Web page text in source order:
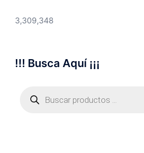
3,309,348
!!! Busca Aquí ¡¡¡
productos